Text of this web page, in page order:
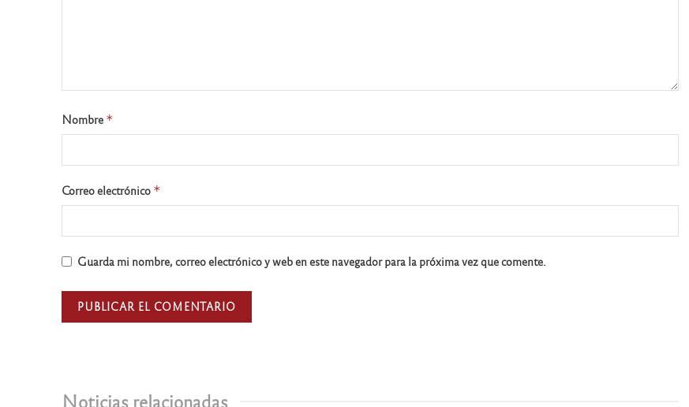
Noticias relacionadas
Nombre *
Correo electrónico *
Guarda mi nombre, correo electrónico y web en este navegador para la próxima vez que comente.